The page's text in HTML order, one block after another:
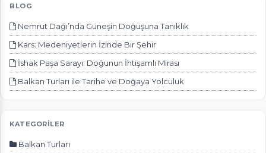
Daha fazla bilgi içinKVKK bilgilendirmemizi,çerez kullanım
vegizlilik koşullarınıinceleyebilirsiniz.
Zorunlu Çerezler HER ZAMAN AKTIF
Oturum yönetimi, güvenlik ve temel site işlevleri için
BLOG
Nemrut Dağı’nda Güneşin Doğuşuna Tanıklık
Kars: Medeniyetlerin İzinde Bir Şehir
İshak Paşa Sarayı: Doğunun İhtişamlı Mirası
Balkan Turları ile Tarihe ve Doğaya Yolculuk
KATEGORİLER
Balkan Turları